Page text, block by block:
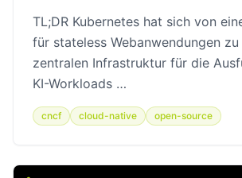
TL;DR Kubernetes hat sich von
für stateless Webanwendungen zu
zentralen Infrastruktur für die
KI-Workloads …
cncf cloud-native open-source